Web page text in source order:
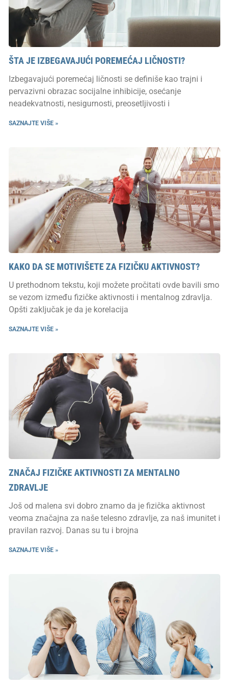
ŠTA JE IZBEGAVAJUĆI POREMEĆAJ LIČNOSTI?
Izbegavajući poremećaj ličnosti se definiše kao trajni i
pervazivni obrazac socijalne inhibicije, osećanje
neadekvatnosti, nesigurnosti, preosetljivosti i
SAZNAJTE VIŠE »
KAKO DA SE MOTIVIŠETE ZA FIZIČKU AKTIVNOST?
U prethodnom tekstu, koji možete pročitati ovde bavili smo
se vezom između fizičke aktivnosti i mentalnog zdravlja.
Opšti zaključak je da je korelacija
SAZNAJTE VIŠE »
ZNAČAJ FIZIČKE AKTIVNOSTI ZA MENTALNO
ZDRAVLJE
Još od malena svi dobro znamo da je fizička aktivnost
veoma značajna za naše telesno zdravlje, za naš imunitet i
pravilan razvoj. Danas su tu i brojna
SAZNAJTE VIŠE »